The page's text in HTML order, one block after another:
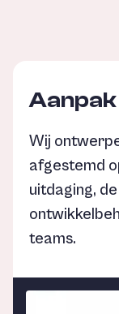
Aanpak
Wij
afgestemd
uitdaging,
teams.